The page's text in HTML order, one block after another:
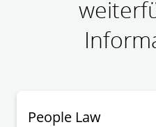
People Law